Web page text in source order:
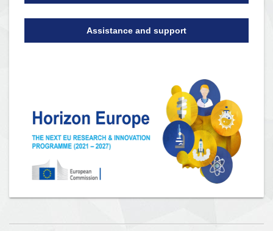
Assistance and support